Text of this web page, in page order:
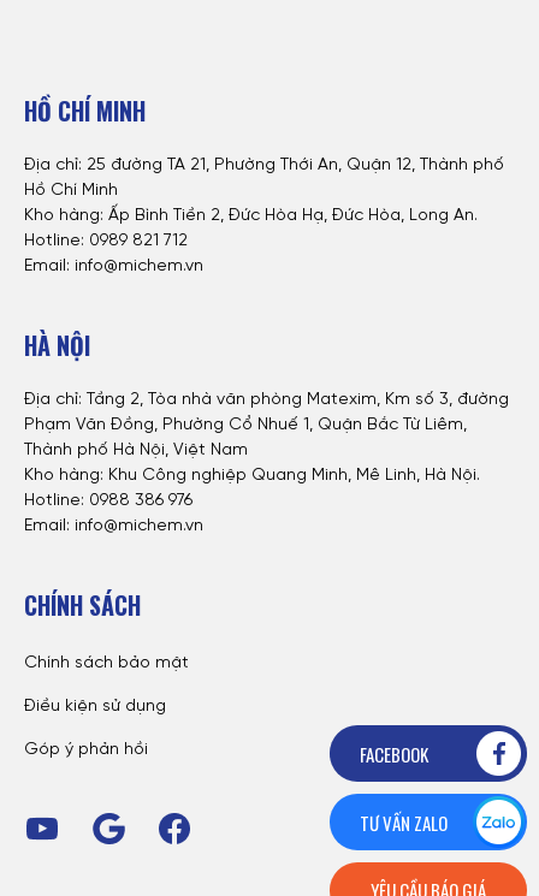
HỒ CHÍ MINH
Địa chỉ: 25 đường TA 21, Phường Thới An, Quận 12, Thành phố
Hồ Chí Minh
Kho hàng: Ấp Bình Tiền 2, Đức Hòa Hạ, Đức Hòa, Long An.
Hotline: 0989 821 712
Email: info@michem.vn
HÀ NỘI
Địa chỉ: Tầng 2, Tòa nhà văn phòng Matexim, Km số 3, đường
Phạm Văn Đồng, Phường Cổ Nhuế 1, Quận Bắc Từ Liêm,
Thành phố Hà Nội, Việt Nam
Kho hàng: Khu Công nghiệp Quang Minh, Mê Linh, Hà Nội.
Hotline: 0988 386 976
Email: info@michem.vn
CHÍNH SÁCH
Chính sách bảo mật
Điều kiện sử dụng
Góp ý phản hồi FACEBOOK
TƯ VẤN ZALO
YÊU CẦU BÁO GIÁ